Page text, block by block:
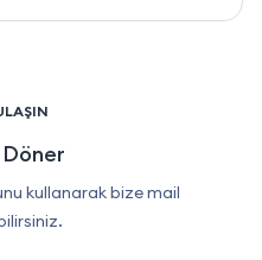
kullanarak bize mail